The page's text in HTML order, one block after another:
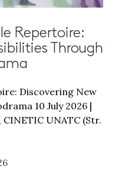
Repertoire:
Through
Discovering New
10 July 2026 |
UNATC (Str.